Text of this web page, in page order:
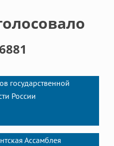
государственной
России
Ассамблея